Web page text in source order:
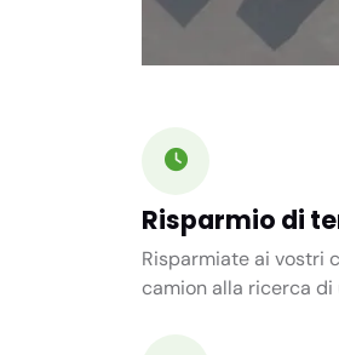
Risparmio di
Risparmiate ai vostri
camion alla ricerca di